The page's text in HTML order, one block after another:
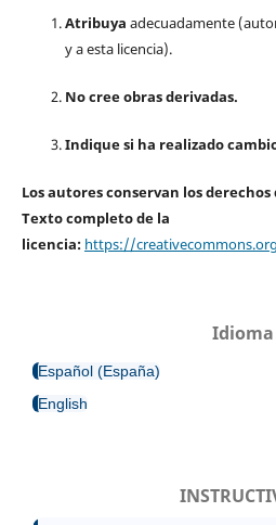
Atribuya adecuadamente
y a esta licencia).
No cree obras derivadas.
Indique si ha realizado
Los autores conservan los
Texto completo de la
licencia: https://
Idioma
Español (España)
English